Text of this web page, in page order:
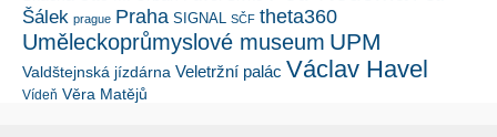
Šálek prague Praha SIGNAL SČF theta360
Uměleckoprůmyslové museum UPM
Valdštejnská jízdárna Veletržní palác Václav Havel
Vídeň Věra Matějů